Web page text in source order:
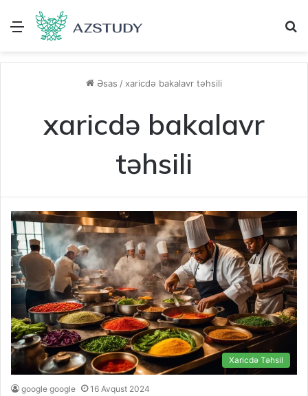
Menu
Əsas / xaricdə bakalavr təhsili
xaricdə bakalavr
təhsili
Xaricdə Təhsil
google google 16 Avqust 2024